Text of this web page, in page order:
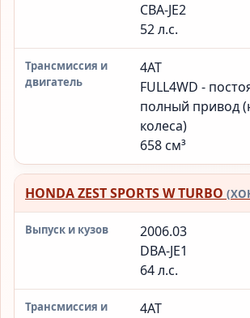
CBA-JE2
52 л.с.
4AT
FULL4WD -
полный привод
колеса)
658 см³
HONDA ZEST SPORTS W TURBO
2006.03
DBA-JE1
64 л.с.
4AT